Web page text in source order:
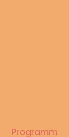
Programm